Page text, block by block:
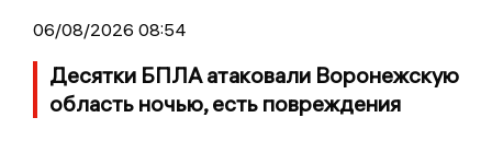
06/08/2026 08:54
Десятки БПЛА атаковали Воронежскую
область ночью, есть повреждения